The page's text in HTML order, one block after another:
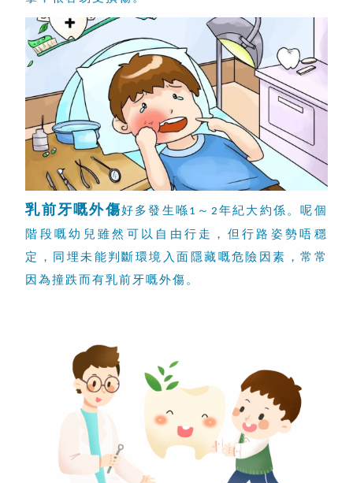
乳前牙嘅外傷好多發生喺 1 ～ 2 年紀大約係。呢個
階段嘅幼兒雖然可以自由行走，但行路姿勢唔穩
定，同埋未能判斷環境入面隱藏嘅危險因素，常常
因為撞跌而有乳前牙嘅外傷。